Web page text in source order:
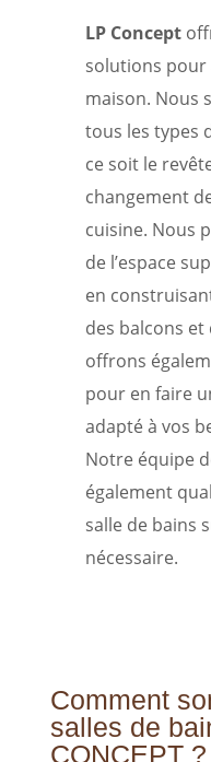
LP Concept
solutions
maison. Nous
tous les types
ce soit le
changement
cuisine. Nous
de l’espace
en
des balcons
offrons
pour en faire
adapté à vos
Notre équipe
également
salle de bains
nécessaire.
Comment
salles de
CONCEPT ?